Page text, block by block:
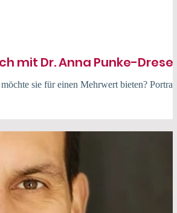
mit Dr. Anna Punke-Dresen
sie für einen Mehrwert bieten? Portraits